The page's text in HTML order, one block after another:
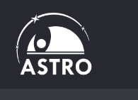
Saltar
al
contenido